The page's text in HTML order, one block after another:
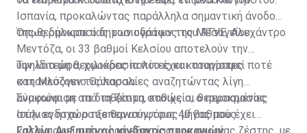
Ισπανία, προκαλώντας παράλληλα σημαντική άνοδο
της θερμοκρασίας των υδάτων της Μεσογείου.
Όπως δήλωσε ο δημοσιογράφος του RTVE, Αλεχάντρο
Μεντόζα, οι 33 βαθμοί Κελσίου αποτελούν την
υψηλότερη θερμοκρασία που έχει καταγραφεί ποτέ
στη Μεσόγειο Θάλασσα.
Την ίδια ώρα, χιλιάδες πολίτες και τουρίστες
κατακλύζουν τις παραλίες αναζητώντας λίγη
ανακούφιση από τη ζέστη, καθώς οι θερμοκρασίες
στην ενδοχώρα ξεπερνούν τους 40 βαθμούς.
Σύμφωνα με τα διαθέσιμα στοιχεία, ο περασμένος
Ιούλιος ήταν ο πιο θανατηφόρος μήνας που έχει
καταγραφεί στη χώρα εξαιτίας της ακραίας ζέστης, με
Γαλλία: Αυξημένος κίνδυνος πυρκαγιών